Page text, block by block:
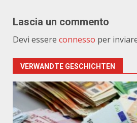
Lascia un commento
Devi essere connesso per
VERWANDTE GESCHICHTEN